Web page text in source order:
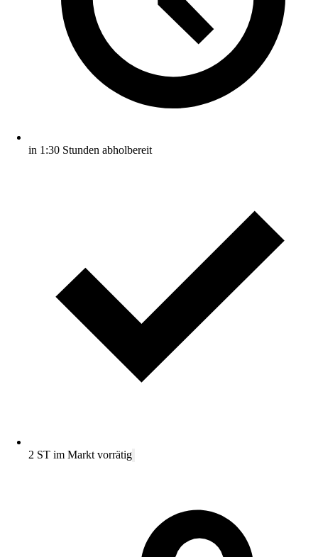
in 1:30 Stunden abholbereit
2 ST im Markt vorrätig